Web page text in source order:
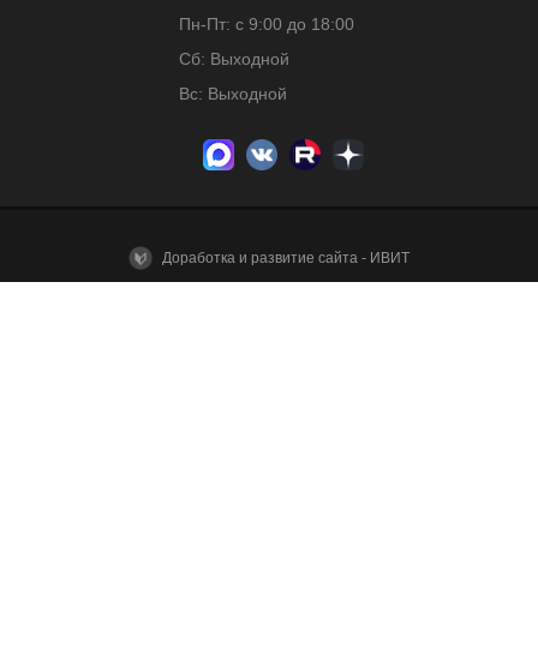
Пн-Пт: с 9:00 до 18:00
Сб: Выходной
Вс: Выходной
Доработка и развитие сайта - ИВИТ